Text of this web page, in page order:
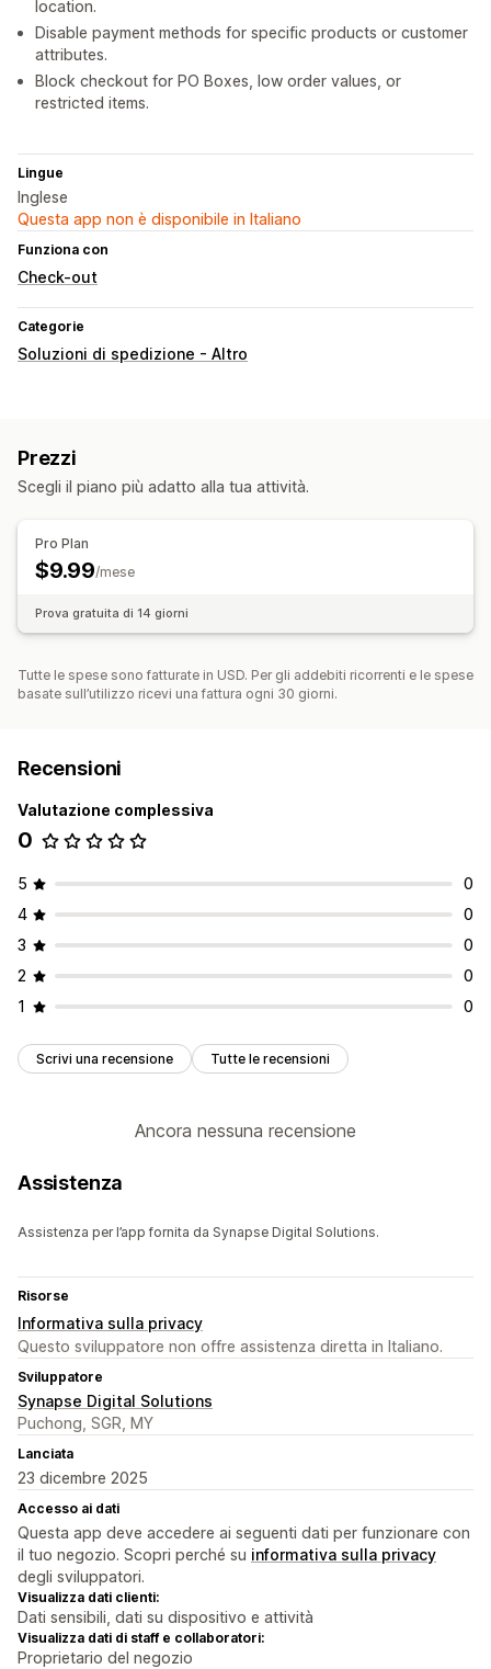
location.
Disable payment methods for specific products or customer
attributes.
Block checkout for PO Boxes, low order values, or
restricted items.
Lingue
Inglese
Questa app non è disponibile in Italiano
Funziona con
Check-out
Categorie
Soluzioni di spedizione - Altro
Prezzi
Scegli il piano più adatto alla tua attività.
Pro Plan
$9.99/mese
Prova gratuita di 14 giorni
Tutte le spese sono fatturate in USD. Per gli addebiti ricorrenti e le spese
basate sull’utilizzo ricevi una fattura ogni 30 giorni.
Recensioni
Valutazione complessiva
0
5
0
4
0
3
0
2
0
1
0
Scrivi una recensione Tutte le recensioni
Ancora nessuna recensione
Assistenza
Assistenza per l’app fornita da Synapse Digital Solutions.
Risorse
Informativa sulla privacy
Questo sviluppatore non offre assistenza diretta in Italiano.
Sviluppatore
Synapse Digital Solutions
Puchong, SGR, MY
Lanciata
23 dicembre 2025
Accesso ai dati
Questa app deve accedere ai seguenti dati per funzionare con
il tuo negozio. Scopri perché su informativa sulla privacy
degli sviluppatori.
Visualizza dati clienti:
Dati sensibili, dati su dispositivo e attività
Visualizza dati di staff e collaboratori:
Proprietario del negozio